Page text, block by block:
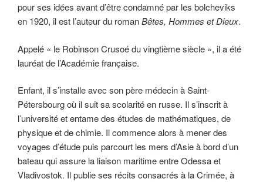
pour ses idées avant d’être condamné par les bolcheviks
en 1920, il est l’auteur du romanBêtes, Hommes et Dieux.
Appelé « le Robinson Crusoé du vingtième siècle », il a été
lauréat de l’Académie française.
Enfant, il s’installe avec son père médecin à Saint-
Pétersbourg où il suit sa scolarité en russe. Il s’inscrit à
l’université et entame des études de mathématiques, de
physique et de chimie. Il commence alors à mener des
voyages d’étude puis parcourt les mers d’Asie à bord d’un
bateau qui assure la liaison maritime entre Odessa et
Vladivostok. Il publie ses récits consacrés à la Crimée, à